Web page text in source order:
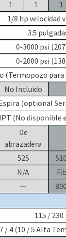
1 1 1
1/8 hp velocidad
3.5
0-3000 psi
0-2000 psi
(Termopozo para
No Incluido
(optional
(No disponible
De
abrazadera
525 510
N/A
— 800
115 / 230
7 / 4 (10 / 5 Alta